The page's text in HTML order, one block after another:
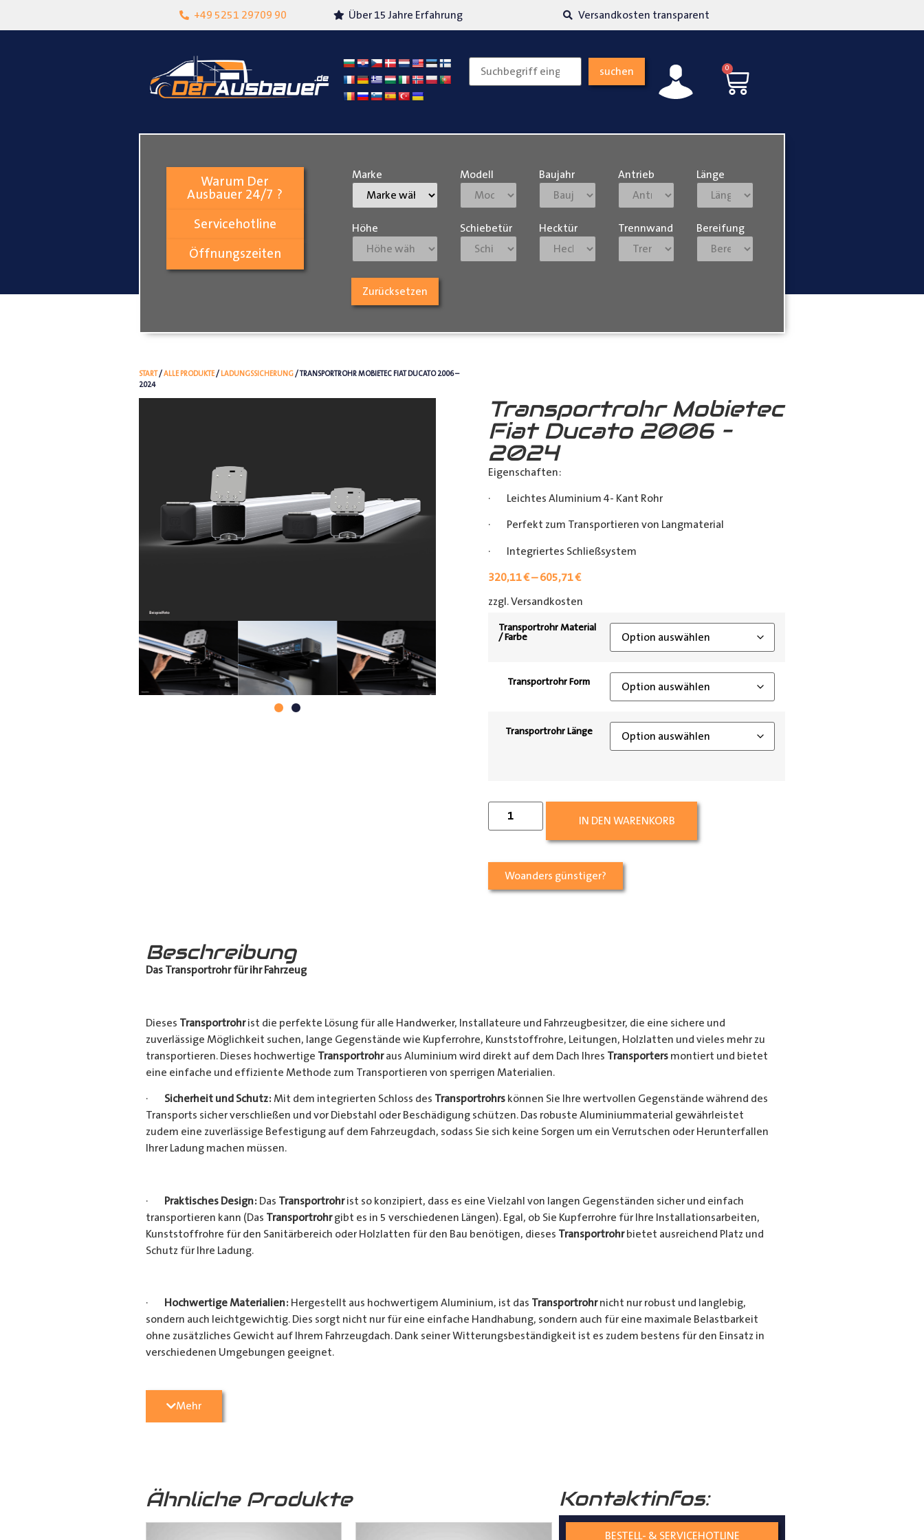
+49 5251 29709 90
Lokalgeschäft in Paderborn Über 15 Jahre Erfahrung Versandkosten transparent
suchen 0
Warum Der
Ausbauer 24/7 ?
Servicehotline
Öffnungszeiten
Marke Modell Baujahr Antrieb Länge
Höhe Schiebetür Hecktür Trennwand Bereifung
Zurücksetzen
START/ALLE PRODUKTE/ LADUNGSSICHERUNG/ TRANSPORTROHR MOBIETEC FIAT DUCATO 2006 –
2024
Transportrohr Mobietec
Fiat Ducato 2006 –
2024
Eigenschaften:
· Leichtes Aluminium 4- Kant Rohr
· Perfekt zum Transportieren von Langmaterial
· Integriertes Schließsystem
320,11€–605,71€
zzgl. Versandkosten
Transportrohr Material
/ Farbe
Transportrohr Form
Transportrohr Länge
IN DEN WARENKORB
Woanders günstiger?
Beschreibung
Das Transportrohr für ihr Fahrzeug
Dieses Transportrohrist die perfekte Lösung für alle Handwerker, Installateure und Fahrzeugbesitzer, die eine sichere und
zuverlässige Möglichkeit suchen, lange Gegenstände wie Kupferrohre, Kunststoffrohre, Leitungen, Holzlatten und vieles mehr zu
transportieren. Dieses hochwertige Transportrohraus Aluminium wird direkt auf dem Dach Ihres Transportersmontiert und bietet
eine einfache und effiziente Methode zum Transportieren von sperrigen Materialien.
· Sicherheit und Schutz: Mit dem integrierten Schloss des Transportrohrskönnen Sie Ihre wertvollen Gegenstände während des
Transports sicher verschließen und vor Diebstahl oder Beschädigung schützen. Das robuste Aluminiummaterial gewährleistet
zudem eine zuverlässige Befestigung auf dem Fahrzeugdach, sodass Sie sich keine Sorgen um ein Verrutschen oder Herunterfallen
Ihrer Ladung machen müssen.
· Praktisches Design: Das Transportrohrist so konzipiert, dass es eine Vielzahl von langen Gegenständen sicher und einfach
transportieren kann (Das Transportrohrgibt es in 5 verschiedenen Längen). Egal, ob Sie Kupferrohre für Ihre Installationsarbeiten,
Kunststoffrohre für den Sanitärbereich oder Holzlatten für den Bau benötigen, dieses Transportrohrbietet ausreichend Platz und
Schutz für Ihre Ladung.
· Hochwertige Materialien: Hergestellt aus hochwertigem Aluminium, ist das Transportrohrnicht nur robust und langlebig,
sondern auch leichtgewichtig. Dies sorgt nicht nur für eine einfache Handhabung, sondern auch für eine maximale Belastbarkeit
ohne zusätzliches Gewicht auf Ihrem Fahrzeugdach. Dank seiner Witterungsbeständigkeit ist es zudem bestens für den Einsatz in
verschiedenen Umgebungen geeignet.
Vielseitige Anwendungsmöglichkeiten:
Heimwerkerprojekten, dieses
·Verschiedene Variationen:DasTransportrohr
Mehr
Ähnliche Produkte Kontaktinfos:
BESTELL- & SERVICEHOTLINE